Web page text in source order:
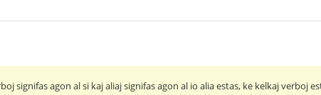
signifas agon al si kaj aliaj signifas agon al io alia estas, ke kelkaj verboj